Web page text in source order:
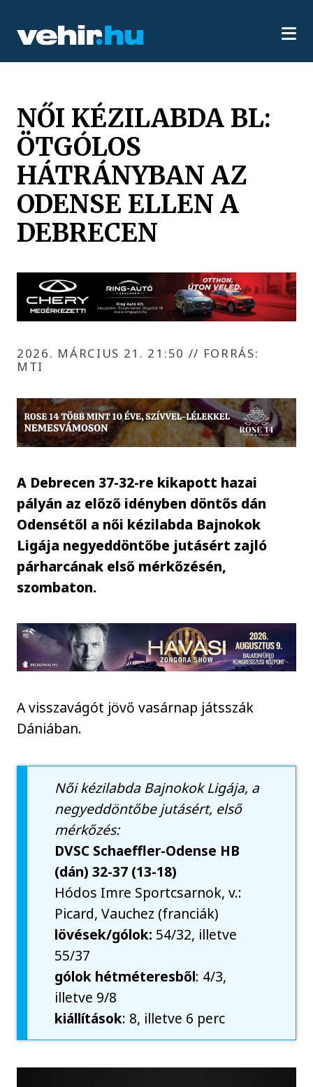
NŐI KÉZILABDA BL:
ÖTGÓLOS
HÁTRÁNYBAN AZ
ODENSE ELLEN A
DEBRECEN
2026. MÁRCIUS 21. 21:50 // FORRÁS:
MTI
A Debrecen 37-32-re kikapott hazai
pályán az előző idényben döntős dán
Odensétől a női kézilabda Bajnokok
Ligája negyeddöntőbe jutásért zajló
párharcának első mérkőzésén,
szombaton.
A visszavágót jövő vasárnap játsszák
Dániában.
Női kézilabda Bajnokok Ligája, a
negyeddöntőbe jutásért, első
mérkőzés:
DVSC Schaeffler-Odense HB
(dán) 32-37 (13-18)
Hódos Imre Sportcsarnok, v.:
Picard, Vauchez (franciák)
lövések/gólok: 54/32, illetve
55/37
gólok hétméteresből: 4/3,
illetve 9/8
kiállítások: 8, illetve 6 perc